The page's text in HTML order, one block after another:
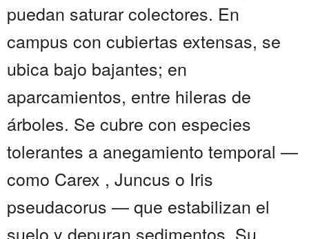
puedan saturar colectores. En
campus con cubiertas extensas, se
ubica bajo bajantes; en
aparcamientos, entre hileras de
árboles. Se cubre con especies
tolerantes a anegamiento temporal —
como Carex , Juncus o Iris
pseudacorus — que estabilizan el
suelo y depuran sedimentos. Su